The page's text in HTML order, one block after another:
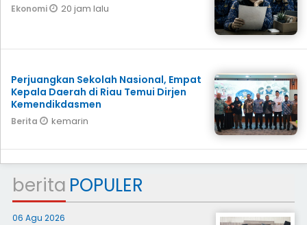
Ekonomi 20 jam lalu
Perjuangkan Sekolah Nasional, Empat
Kepala Daerah di Riau Temui Dirjen
Kemendikdasmen
Berita kemarin
berita POPULER
06 Agu 2026